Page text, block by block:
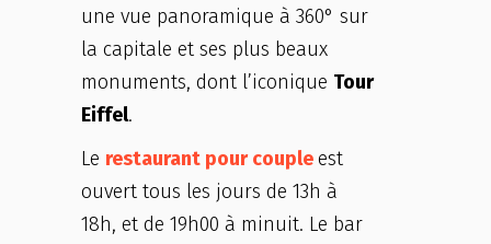
une vue panoramique à 360° sur
la capitale et ses plus beaux
monuments, dont l’iconique Tour
Eiffel.
Le restaurant pour coupleest
ouvert tous les jours de 13h à
18h, et de 19h00 à minuit. Le bar